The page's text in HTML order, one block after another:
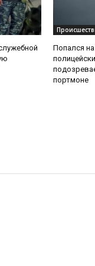
Попался
портмоне